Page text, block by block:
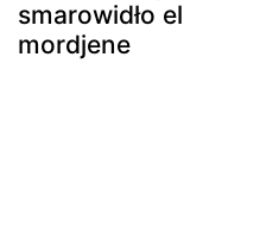
smarowidło el
mordjene